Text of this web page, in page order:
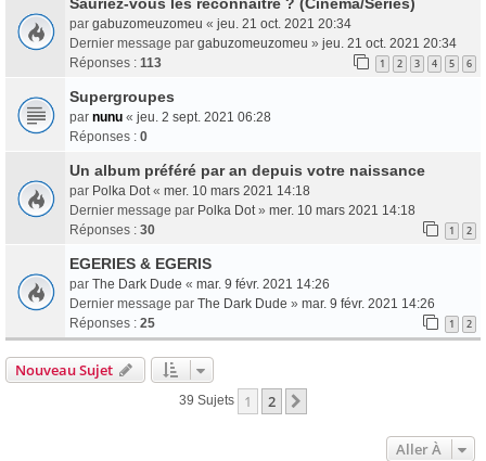
par gabuzomeuzomeu « jeu. 21 oct. 2021 20:34
Dernier message par gabuzomeuzomeu » jeu. 21 oct. 2021 20:34
Réponses : 113 1 2 3 4 5 6
Supergroupes
par nunu « jeu. 2 sept. 2021 06:28
Réponses : 0
Un album préféré par an depuis votre naissance
par Polka Dot « mer. 10 mars 2021 14:18
Dernier message par Polka Dot » mer. 10 mars 2021 14:18
Réponses : 30 1 2
EGERIES & EGERIS
par The Dark Dude « mar. 9 févr. 2021 14:26
Dernier message par The Dark Dude » mar. 9 févr. 2021 14:26
Réponses : 25 1 2
Nouveau Sujet
39 Sujets 1 2
Aller À